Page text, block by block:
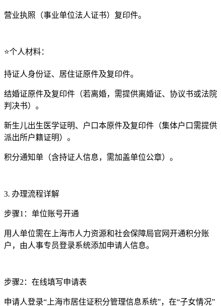
营业执照（事业单位法人证书）复印件。
⭐个人材料：
持证人身份证、居住证原件及复印件。
结婚证原件及复印件（若离婚，需提供离婚证、协议书或法院
判决书）。
新生儿出生医学证明、户口本原件及复印件（集体户口需提供
派出所户籍证明）。
积分通知单（含持证人信息，需加盖单位公章）。
3. 办理流程详解
步骤1：单位账号开通
用人单位需在上海市人力资源和社会保障局官网开通积分账
户，由人事专员登录系统添加申请人信息。
步骤2：在线填写申请表
申请人登录“上海市居住证积分管理信息系统”，在“子女情况”